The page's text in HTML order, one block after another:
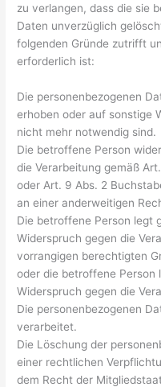
zu verlangen, dass die sie
Daten unverzüglich
folgenden Gründe zutrifft
erforderlich ist:
Die personenbezogenen
erhoben oder auf sonstige
nicht mehr notwendig sind.
Die betroffene Person
die Verarbeitung gemäß
oder Art. 9 Abs. 2
an einer anderweitigen
Die betroffene Person legt
Widerspruch gegen die
vorrangigen berechtigten
oder die betroffene Person
Widerspruch gegen die
Die personenbezogenen
verarbeitet.
Die Löschung der
einer rechtlichen
dem Recht der